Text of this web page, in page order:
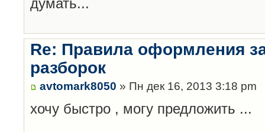
Re: Правила оформления
разборок
avtomark8050 » Пн дек 16, 2013 3:18 pm
хочу быстро , могу предложить ...